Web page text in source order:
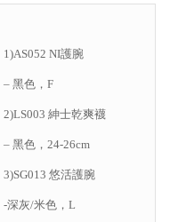
1)AS052 NI護腕
– 黑色，F
2)LS003 紳士乾爽襪
– 黑色，24-26cm
3)SG013 悠活護腕
-深灰/米色，L